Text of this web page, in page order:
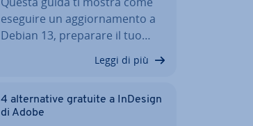
eseguire un ag­gior­na­men­to a
Debian 13, preparare il tuo…
Leggi di più
4 al­ter­na­ti­ve gratuite a InDesign
di Adobe